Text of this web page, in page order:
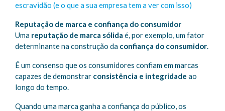
escravidão (e o que a sua empresa tem a ver com isso)
Reputação de marca e confiança do consumidor
Uma reputação de marca sólida é, por exemplo, um fator
determinante na construção da confiança do consumidor.
É um consenso que os consumidores confiam em marcas
capazes de demonstrar consistência e integridade ao
longo do tempo.
Quando uma marca ganha a confiança do público, os